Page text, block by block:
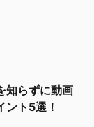
知らずに動画
ント5選！